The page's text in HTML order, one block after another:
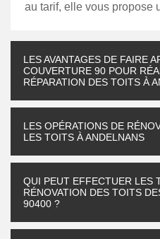
au tarif, elle vous propose
LES AVANTAGES DE FAIRE
COUVERTURE 90 POUR
RÉPARATION DES TOITS À
LES OPÉRATIONS DE
LES TOITS À ANDELNANS
QUI PEUT EFFECTUER LES
RÉNOVATION DES TOITS
90400 ?